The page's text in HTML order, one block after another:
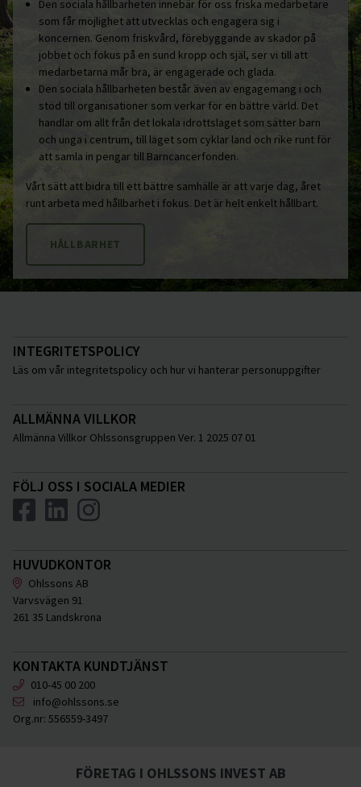
Den sociala hållbarheten innebär för oss friska medarbetare
som får möjlighet att utvecklas och engagera sig i
koncernen. Genom friskvård, förebyggande av skador på
jobbet och fokus på en sund kropp och själ, ser vi till att
medarbetarna mår bra, är engagerade och glada.
Den sociala hållbarheten består även av engagemang i och
stöd till organisationer som verkar för en bättre värld. Det
handlar om allt från det lokala idrottslaget som sätter barn
och unga i centrum, till laget som cyklar land och rike runt för
att samla in pengar till Barncancerfonden.
Vårt sätt att bidra till ett bättre samhälle är att varje dag, året
runt arbeta med hållbarhet i fokus. Det är helt enkelt hållbart.
HÅLLBARHET
INTEGRITETSPOLICY
Läs om vår integritetspolicy och hur vi hanterar personuppgifter
ALLMÄNNA VILLKOR
Allmänna Villkor Ohlssonsgruppen Ver. 1 2025 07 01
FÖLJ OSS I SOCIALA MEDIER
HUVUDKONTOR
Ohlssons AB
Varvsvägen 91
261 35 Landskrona
KONTAKTA KUNDTJÄNST
010-45 00 200
info@ohlssons.se
Org.nr: 556559-3497
FÖRETAG I OHLSSONS INVEST AB